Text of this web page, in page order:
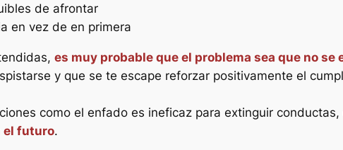
de afrontar
en vez de en primera
es muy probable que el problema sea que no
y que se te escape reforzar positivamente el
como el enfado es ineficaz para extinguir conductas,
el futuro.